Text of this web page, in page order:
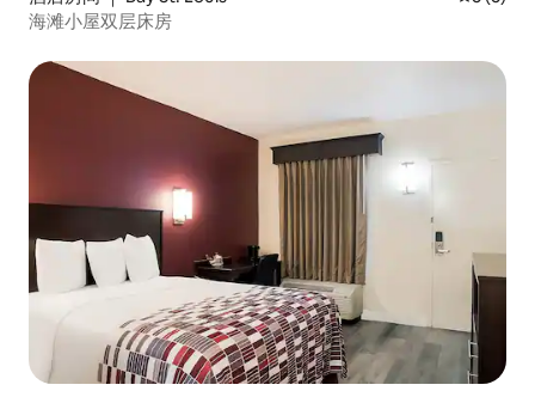
海滩小屋双层床房